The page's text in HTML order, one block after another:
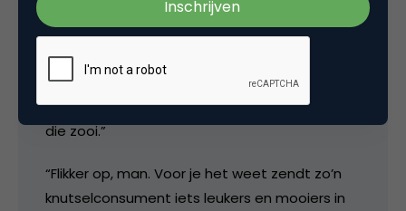
“Jongens, we moeten van de klant wat met
user generated content gaan doen. Helemaal
hip. Gewoon even een website-tje met een
‘zend je video in’ wedstrijdje in elkaar raggen,
een paar winnaars selecteren en uitzenden
die zooi.”
“Flikker op, man. Voor je het weet zendt zo’n
knutselconsument iets leukers en mooiers in